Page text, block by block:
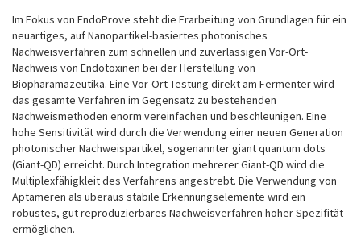
Im Fokus von EndoProve steht die Erarbeitung von Grundlagen für ein
neuartiges, auf Nanopartikel-basiertes photonisches
Nachweisverfahren zum schnellen und zuverlässigen Vor-Ort-
Nachweis von Endotoxinen bei der Herstellung von
Biopharamazeutika. Eine Vor-Ort-Testung direkt am Fermenter wird
das gesamte Verfahren im Gegensatz zu bestehenden
Nachweismethoden enorm vereinfachen und beschleunigen. Eine
hohe Sensitivität wird durch die Verwendung einer neuen Generation
photonischer Nachweispartikel, sogenannter giant quantum dots
(Giant-QD) erreicht. Durch Integration mehrerer Giant-QD wird die
Multiplexfähigkleit des Verfahrens angestrebt. Die Verwendung von
Aptameren als überaus stabile Erkennungselemente wird ein
robustes, gut reproduzierbares Nachweisverfahren hoher Spezifität
ermöglichen.